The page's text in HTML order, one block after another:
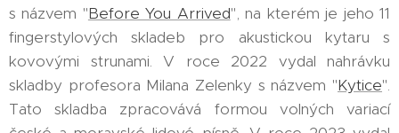
s názvem "Before You Arrived", na kterém je jeho 11
fingerstylových skladeb pro akustickou kytaru s
kovovými strunami. V roce 2022 vydal nahrávku
skladby profesora Milana Zelenky s názvem "Kytice".
Tato skladba zpracovává formou volných variací